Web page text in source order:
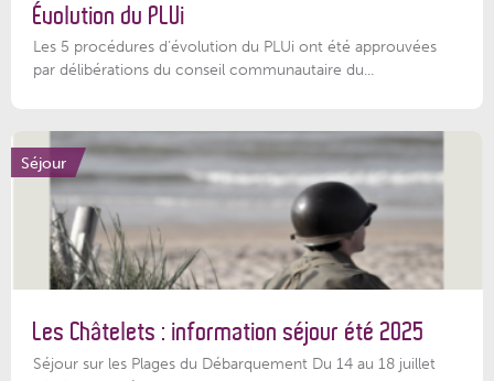
Évolution du PLUi
Les 5 procédures d’évolution du PLUi ont été approuvées
par délibérations du conseil communautaire du...
Séjour
Les Châtelets : information séjour été 2025
Séjour sur les Plages du Débarquement Du 14 au 18 juillet